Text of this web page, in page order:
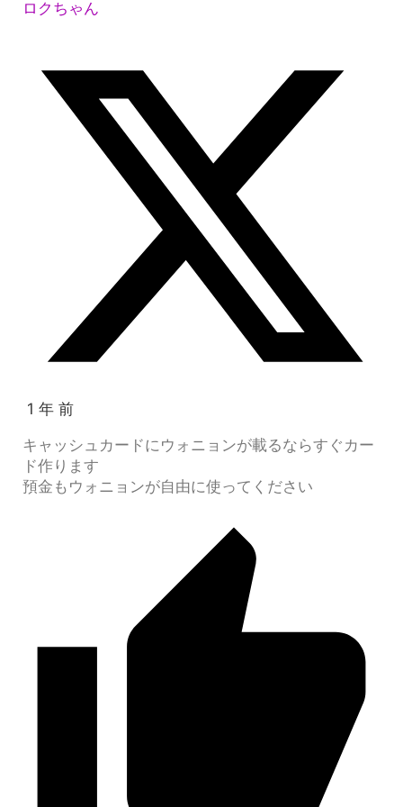
ロクちゃん
1 年 前
キャッシュカードにウォニョンが載るならすぐカー
ド作ります
預金もウォニョンが自由に使ってください